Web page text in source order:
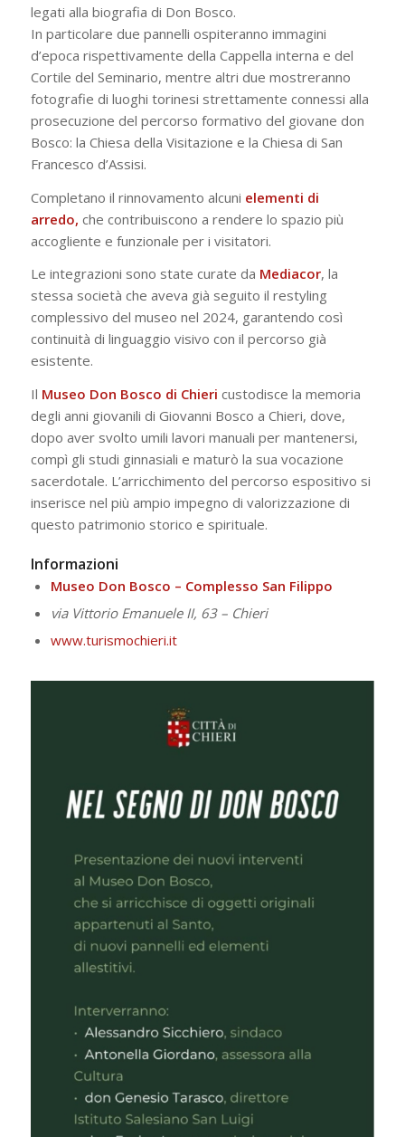
legati alla biografia di Don Bosco.
In particolare due pannelli ospiteranno immagini
d’epoca rispettivamente della Cappella interna e del
Cortile del Seminario, mentre altri due mostreranno
fotografie di luoghi torinesi strettamente connessi alla
prosecuzione del percorso formativo del giovane don
Bosco: la Chiesa della Visitazione e la Chiesa di San
Francesco d’Assisi.
Completano il rinnovamento alcuni elementi di
arredo, che contribuiscono a rendere lo spazio più
accogliente e funzionale per i visitatori.
Le integrazioni sono state curate da Mediacor, la
stessa società che aveva già seguito il restyling
complessivo del museo nel 2024, garantendo così
continuità di linguaggio visivo con il percorso già
esistente.
Il Museo Don Bosco di Chieri custodisce la memoria
degli anni giovanili di Giovanni Bosco a Chieri, dove,
dopo aver svolto umili lavori manuali per mantenersi,
compì gli studi ginnasiali e maturò la sua vocazione
sacerdotale. L’arricchimento del percorso espositivo si
inserisce nel più ampio impegno di valorizzazione di
questo patrimonio storico e spirituale.
Informazioni
Museo Don Bosco – Complesso San Filippo
via Vittorio Emanuele II, 63 – Chieri
www.turismochieri.it